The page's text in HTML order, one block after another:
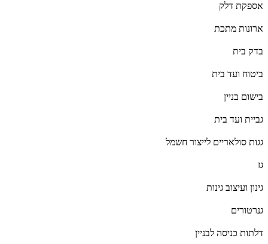
אספקת דלק
ארונות מתכת
בדק בית
ביטוח ועד בית
בישום בניין
גביית ועד בית
גגות סולאריים לייצור חשמל
גז
גינון ועיצוב גינות
גנרטורים
דלתות כניסה לבניין